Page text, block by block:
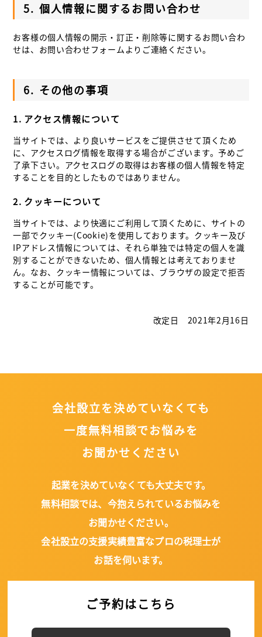
5. 個人情報に関するお問い合わせ
お客様の個人情報の開示・訂正・削除等に関するお問い合わ
せは、お問い合わせフォームよりご連絡ください。
6. その他の事項
1. アクセス情報について
当サイトでは、より良いサービスをご提供させて頂くため
に、アクセスログ情報を取得する場合がございます。予めご
了承下さい。アクセスログの取得はお客様の個人情報を特定
することを目的としたものではありません。
2. クッキーについて
当サイトでは、より快適にご利用して頂くために、サイトの
一部でクッキー(Cookie)を使用しております。クッキー及び
IPアドレス情報については、それら単独では特定の個人を識
別することができないため、個人情報とは考えておりませ
ん。なお、クッキー情報については、ブラウザの設定で拒否
することが可能です。
改定日 2021年2月16日
会社設立を決めていなくても
一度無料相談でお悩みを
お聞かせください
起業を決めていなくても大丈夫です。
無料相談では、今抱えられているお悩みを
お聞かせください。
会社設立の支援実績豊富なプロの税理士が
お話を伺います。
ご予約はこちら